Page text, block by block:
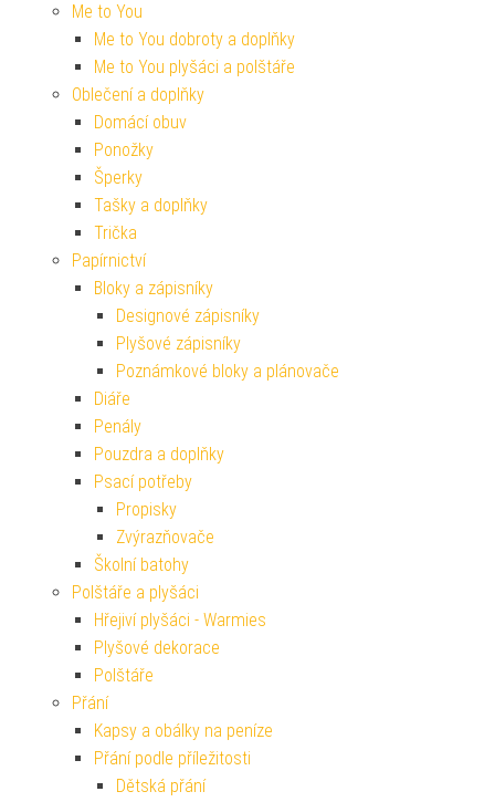
Me to You
Me to You dobroty a doplňky
Me to You plyšáci a polštáře
Oblečení a doplňky
Domácí obuv
Ponožky
Šperky
Tašky a doplňky
Trička
Papírnictví
Bloky a zápisníky
Designové zápisníky
Plyšové zápisníky
Poznámkové bloky a plánovače
Diáře
Penály
Pouzdra a doplňky
Psací potřeby
Propisky
Zvýrazňovače
Školní batohy
Polštáře a plyšáci
Hřejiví plyšáci - Warmies
Plyšové dekorace
Polštáře
Přání
Kapsy a obálky na peníze
Přání podle příležitosti
Dětská přání